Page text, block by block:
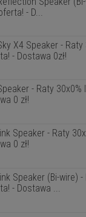
- D...
X4 Speaker - Raty
- Dostawa 0zł!
- Raty 30x0%
0 zł!
Speaker - Raty
0 zł!
Speaker (Bi-wire) -
- Dostawa ...